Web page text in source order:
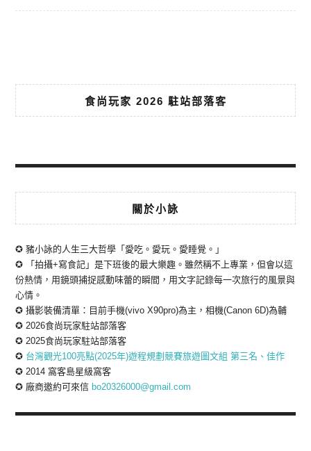
食尚玩家 2026 駐站部落客
關於小詠
✪ 豬小詠的人生三大哲學「愛吃。愛玩。愛睡覺。」
✪ 「拍攝+寫食記」是下班後的最大樂趣。雖然稱不上專業，但會以這
份熱情，用鏡頭捕捉感動味蕾的瞬間，用文字記錄每一次旅行的風景與
心情。
✪ 攝影裝備清單：目前手機(vivo X90pro)為主，相機(Canon 6D)為輔
✪ 2026食尚玩家駐站部落客
✪ 2025食尚玩家駐站部落客
✪ 台灣觀光100亮點(2025年)遊程規劃競賽旅遊圖文組 第三名、佳作
✪ 2014 窩客島星級窩客
✪ 廠商邀約可來信 bo20326000@gmail.com